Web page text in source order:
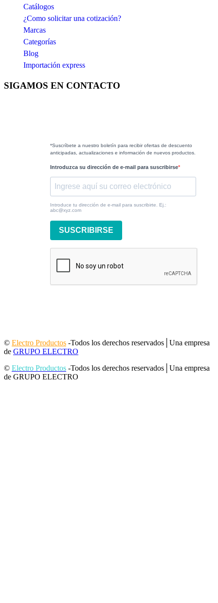
Catálogos
¿Como solicitar una cotización?
Marcas
Categorías
Blog
Importación express
SIGAMOS EN CONTACTO
*Suscríbete a nuestro boletín para recibir ofertas de descuento
anticipadas, actualizaciones e información de nuevos productos.
Introduzca su dirección de e-mail para suscribirse
Introduce tu dirección de e-mail para suscribirte. Ej.:
abc@xyz.com
SUSCRIBIRSE
© Electro Productos -Todos los derechos reservados│Una empresa
de GRUPO ELECTRO
© Electro Productos -Todos los derechos reservados│Una empresa
de GRUPO ELECTRO